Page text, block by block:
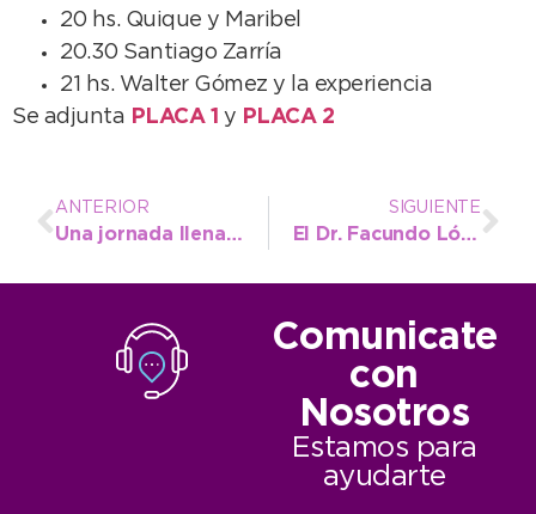
20 hs. Quique y Maribel
20.30 Santiago Zarría
21 hs. Walter Gómez y la experiencia
Se adjunta
PLACA 1 y PLACA 2
ANTERIOR
Una jornada llena de folclore para seguir festejando el Aniversario de Necochea
SIGUIENTE
El Dr. Facundo López recibió en Necochea al Presidente Mauricio Macri
Comunicate
con
Nosotros
Estamos para
ayudarte